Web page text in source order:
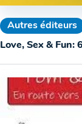
Autres éditeurs
Love, Sex & Fun: